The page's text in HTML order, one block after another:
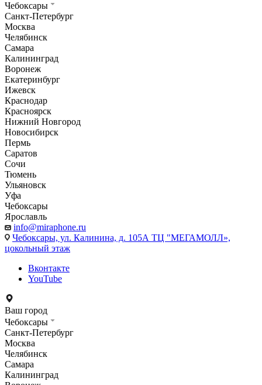
Чебоксары
Санкт-Петербург
Москва
Челябинск
Самара
Калининград
Воронеж
Екатеринбург
Ижевск
Краснодар
Красноярск
Нижний Новгород
Новосибирск
Пермь
Саратов
Сочи
Тюмень
Ульяновск
Уфа
Чебоксары
Ярославль
info@miraphone.ru
Чебоксары, ул. Калинина, д. 105А ТЦ "МЕГАМОЛЛ»,
цокольный этаж
Вконтакте
YouTube
Ваш город
Чебоксары
Санкт-Петербург
Москва
Челябинск
Самара
Калининград